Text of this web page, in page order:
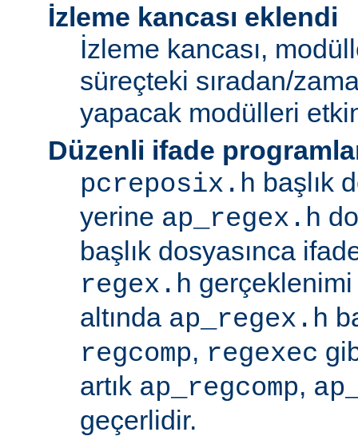
İzleme kancası eklendi
İzleme kancası,
süreçteki sıradan/
yapacak modülleri
Düzenli ifade
pcreposix.h başlık
yerine ap_regex.h
başlık dosyasınca
regex.h
altında ap_regex.h
regcomp, regexec
artık ap_regcomp,
geçerlidir.